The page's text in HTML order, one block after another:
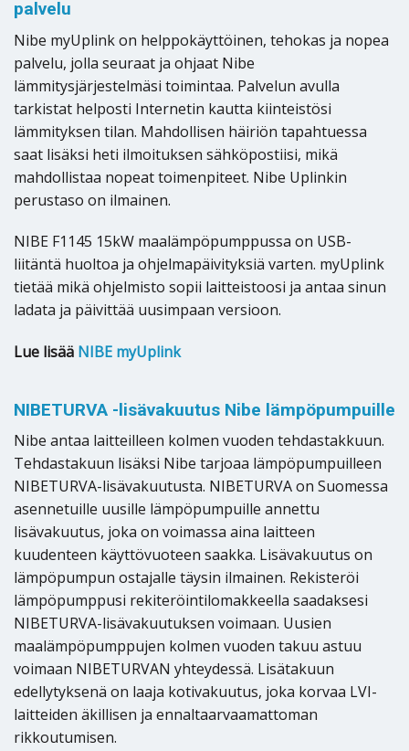
palvelu
Nibe myUplink on helppokäyttöinen, tehokas ja nopea
palvelu, jolla seuraat ja ohjaat Nibe
lämmitysjärjestelmäsi toimintaa. Palvelun avulla
tarkistat helposti Internetin kautta kiinteistösi
lämmityksen tilan. Mahdollisen häiriön tapahtuessa
saat lisäksi heti ilmoituksen sähköpostiisi, mikä
mahdollistaa nopeat toimenpiteet. Nibe Uplinkin
perustaso on ilmainen.
NIBE F1145 15kW maalämpöpumppussa on USB-
liitäntä huoltoa ja ohjelmapäivityksiä varten. myUplink
tietää mikä ohjelmisto sopii laitteistoosi ja antaa sinun
ladata ja päivittää uusimpaan versioon.
Lue lisää NIBE myUplink
NIBETURVA -lisävakuutus Nibe lämpöpumpuille
Nibe antaa laitteilleen kolmen vuoden tehdastakkuun.
Tehdastakuun lisäksi Nibe tarjoaa lämpöpumpuilleen
NIBETURVA-lisävakuutusta. NIBETURVA on Suomessa
asennetuille uusille lämpöpumpuille annettu
lisävakuutus, joka on voimassa aina laitteen
kuudenteen käyttövuoteen saakka. Lisävakuutus on
lämpöpumpun ostajalle täysin ilmainen. Rekisteröi
lämpöpumppusi rekiteröintilomakkeella saadaksesi
NIBETURVA-lisävakuutuksen voimaan. Uusien
maalämpöpumppujen kolmen vuoden takuu astuu
voimaan NIBETURVAN yhteydessä. Lisätakuun
edellytyksenä on laaja kotivakuutus, joka korvaa LVI-
laitteiden äkillisen ja ennaltaarvaamattoman
rikkoutumisen.